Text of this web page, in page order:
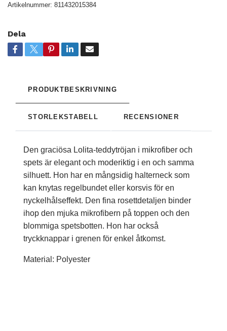
Artikelnummer: 811432015384
Dela
PRODUKTBESKRIVNING
STORLEKSTABELL RECENSIONER
Den graciösa Lolita-teddytröjan i mikrofiber och
spets är elegant och moderiktig i en och samma
silhuett. Hon har en mångsidig halterneck som
kan knytas regelbundet eller korsvis för en
nyckelhålseffekt. Den fina rosettdetaljen binder
ihop den mjuka mikrofibern på toppen och den
blommiga spetsbotten. Hon har också
tryckknappar i grenen för enkel åtkomst.
Material: Polyester